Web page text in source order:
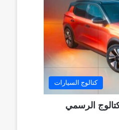
كتالوج السيارات
الرسمي